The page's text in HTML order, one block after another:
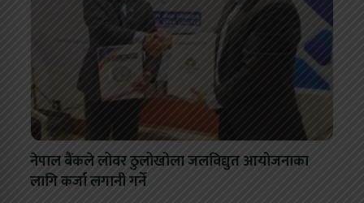
नेपाल बैंकले लोवर ठुलोखोला जलविद्युत आयोजनाका
लागि कर्जा लगानी गर्ने